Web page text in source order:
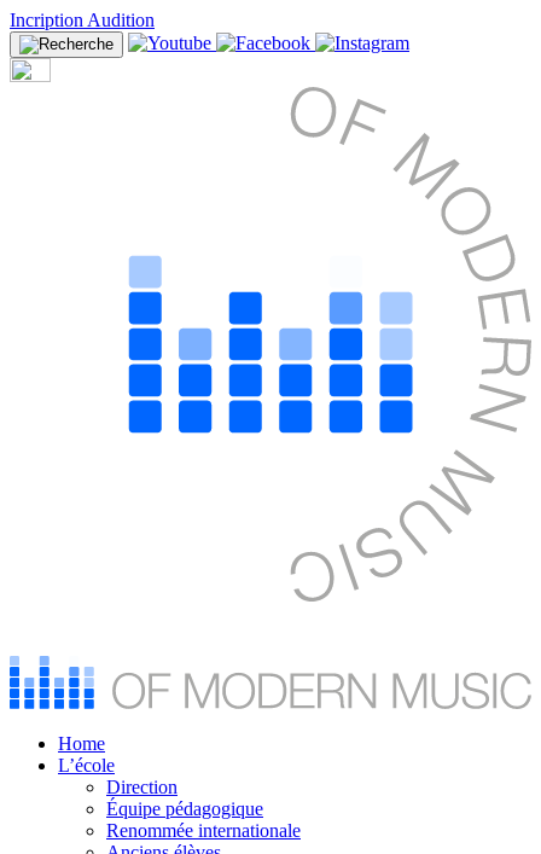
Incription Audition
Home
L’école
Direction
Équipe pédagogique
Renommée internationale